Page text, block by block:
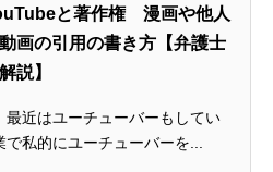
と著作権 漫画や他人
画の引用の書き方【弁護士
説】
近はユーチューバーもしてい
私的にユーチューバーを...